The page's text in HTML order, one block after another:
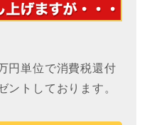
円単位で消費税還付
ントしております。